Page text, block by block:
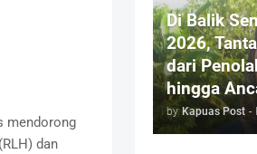
mendorong
dan
Di Balik
2026,
dari
hingga
by Kapuas Post -